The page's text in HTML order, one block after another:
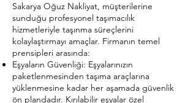
Sakarya Oğuz Nakliyat, müşterilerine
sunduğu profesyonel taşımacılık
hizmetleriyle taşınma süreçlerini
kolaylaştırmayı amaçlar. Firmanın temel
prensipleri arasında:
Eşyaların Güvenliği: Eşyalarınızın
paketlenmesinden taşıma araçlarına
yüklenmesine kadar her aşamada güvenlik
ön plandadır. Kırılabilir eşyalar özel